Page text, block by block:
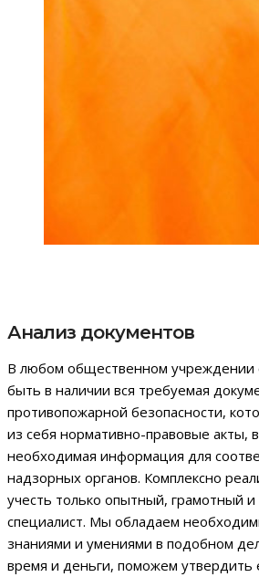
Анализ документов
В любом общественном учреждении
быть в наличии вся требуемая
противопожарной безопасности,
из себя нормативно-правовые акты,
необходимая информация для
надзорных органов. Комплексно
учесть только опытный, грамотный
специалист. Мы обладаем
знаниями и умениями в подобном
время и деньги, поможем утвердить